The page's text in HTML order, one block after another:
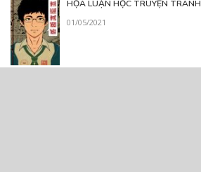
HỌA LUẬN HỌC TRUYỆN TRANH
01/05/2021